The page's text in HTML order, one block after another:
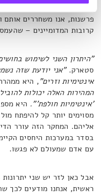
פרשנות, אנו משחררים אותם
קרובות המדומיינים –
"היתרון השני לשימוש
סטארק."אני יודעת שזה
אינטימיות וזרים", היא
המהירות האלה יכולות
'אינטימיות חולפת'". היא
מסוימים יותר קל להיפתח
אליהם. המחקר הזה עורר
בסדר במערכות היחסים
עם אדם שמעולם לא פגשו.
אבל כאן לזר יש שני
ראשית, אנחנו מודעים לכך